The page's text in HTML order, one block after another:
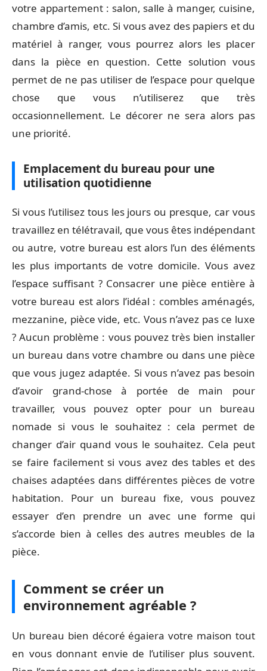
votre appartement : salon, salle à manger, cuisine,
chambre d’amis, etc. Si vous avez des papiers et du
matériel à ranger, vous pourrez alors les placer
dans la pièce en question. Cette solution vous
permet de ne pas utiliser de l’espace pour quelque
chose que vous n’utiliserez que très
occasionnellement. Le décorer ne sera alors pas
une priorité.
Emplacement du bureau pour une
utilisation quotidienne
Si vous l’utilisez tous les jours ou presque, car vous
travaillez en télétravail, que vous êtes indépendant
ou autre, votre bureau est alors l’un des éléments
les plus importants de votre domicile. Vous avez
l’espace suffisant ? Consacrer une pièce entière à
votre bureau est alors l’idéal : combles aménagés,
mezzanine, pièce vide, etc. Vous n’avez pas ce luxe
? Aucun problème : vous pouvez très bien installer
un bureau dans votre chambre ou dans une pièce
que vous jugez adaptée. Si vous n’avez pas besoin
d’avoir grand-chose à portée de main pour
travailler, vous pouvez opter pour un bureau
nomade si vous le souhaitez : cela permet de
changer d’air quand vous le souhaitez. Cela peut
se faire facilement si vous avez des tables et des
chaises adaptées dans différentes pièces de votre
habitation. Pour un bureau fixe, vous pouvez
essayer d’en prendre un avec une forme qui
s’accorde bien à celles des autres meubles de la
pièce.
Comment se créer un
environnement agréable ?
Un bureau bien décoré égaiera votre maison tout
en vous donnant envie de l’utiliser plus souvent.